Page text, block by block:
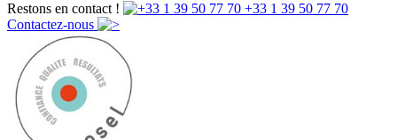
Restons en contact !
+33 1 39 50 77 70
Contactez-nous